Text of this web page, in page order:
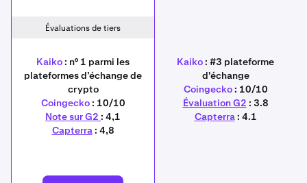
Évaluations de tiers
Kaiko: n° 1 parmi les
plateformes d’échange de
crypto
Coingecko: 10/10
Note sur G2 : 4,1
Capterra: 4,8
Kaiko: #3 plateforme
d'échange
Coingecko: 10/10
Évaluation G2 : 3.8
Capterra: 4.1